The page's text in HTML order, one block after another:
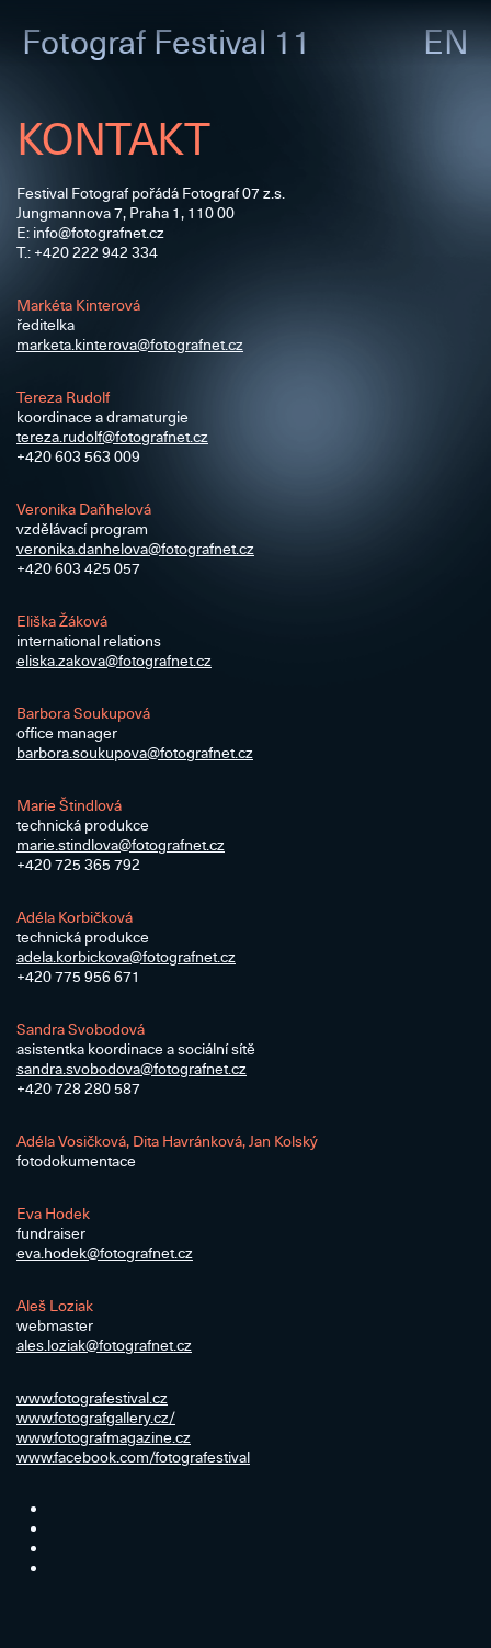
Fotograf Festival 11 EN
KONTAKT
Festival Fotograf pořádá Fotograf 07 z.s.
Jungmannova 7, Praha 1, 110 00
E: info@​fotografnet.cz
T.: +420 222 942 334
Markéta Kinterová
ředitelka
marketa.kinterova@​fotografnet.cz
​Tereza Rudolf
koordinace a dramaturgie
tereza.rudolf@​fotografnet.cz
+420 603 563 009
Veronika Daňhelová
vzdělávací program
veronika.danhelova@​fotografnet.cz
+420 603 425 057
Eliška Žáková
international relations
eliska.zakova@​fotografnet.cz
Barbora Soukupová
office manager
barbora.soukupova@​fotografnet.cz
Marie Štindlová
technická produkce
marie.stindlova@​fotografnet.cz
+420 725 365 792
Adéla Korbičková
technická produkce
adela.korbickova@​fotografnet.cz
+420 775 956 671
Sandra Svobodová
asistentka koordinace a sociální sítě
sandra.svobodova@​fotografnet.cz
+420 728 280 587
Adéla Vosičková, Dita Havránková, Jan Kolský
fotodokumentace
Eva Hodek
fundraiser
eva.hodek@​fotografnet.cz
Aleš Loziak
webmaster
ales.loziak@​fotografnet.cz
www.fotografestival.cz
www.fotografgallery.cz/
www.fotografmagazine.cz
www.facebook.com/fotografestival